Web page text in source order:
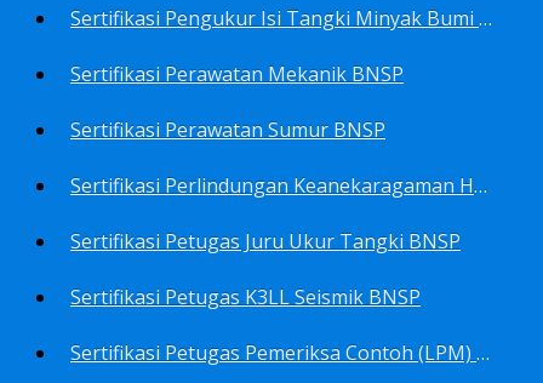
Sertifikasi Pengukur Isi Tangki Minyak Bumi Dan Hasil Olahan BNSP
Sertifikasi Perawatan Mekanik BNSP
Sertifikasi Perawatan Sumur BNSP
Sertifikasi Perlindungan Keanekaragaman Hayati BNSP
Sertifikasi Petugas Juru Ukur Tangki BNSP
Sertifikasi Petugas K3LL Seismik BNSP
Sertifikasi Petugas Pemeriksa Contoh (LPM) Minyak Mentah BNSP